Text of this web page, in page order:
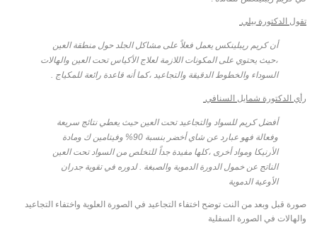
تقول الدكتورة بيلي
أن كريم ريبلينكس يعمل فعلاً على مشاكل الجلد حول منطقة العين
،حيث يحتوي على المكونات اللازمة لعلاج الأكياس تحت العين والهالات
السوداء والخطوط الدقيقة والتجاعيد ،كما أنه قاعدة رائعة للمكياج .
رأي الدكتورة شمايل السنافي
أفضل كريم للسواد والتجاعيد تحت العين حيث يعطي نتائج سريعة
وفعالة فهو عبارد عن شاي أخضر بنسبة 90% وفيتامين ك ومادة
الأرنيكا ومواد أخرى ،كلها مفيدة جداً للتخلص من السواد تحت العين
الناتج عن خمول الدورة الدموية والصبغة .لدوره في تقوية جدران
الأوعية الدموية
صورة قبل وبعد من النت توضح اختفاء التجاعيد في الصورة العلوية واختفاء التجاعيد
والهالات في الصورة السفلية